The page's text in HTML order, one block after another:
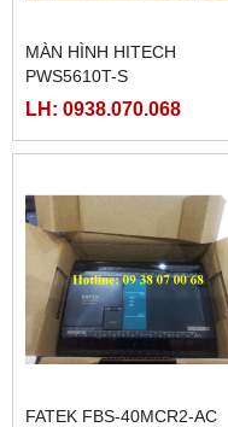
MÀN HÌNH HITECH
PWS5610T-S
LH: 0938.070.068
FATEK FBS-40MCR2-AC